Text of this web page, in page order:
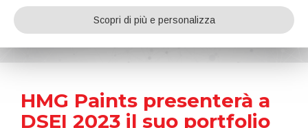
News
Home Notizie HMG Paints presenterà a DSEI 2023 il suo portfolio di vernici e rivestimenti per il settore della difesa
HMG Paints presenterà a
DSEI 2023 il suo portfolio
Scopri di più e personalizza